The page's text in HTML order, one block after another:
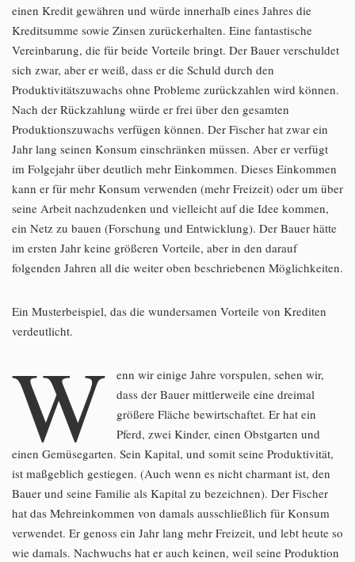
einen Kredit gewähren und würde innerhalb eines Jahres die
Kreditsumme sowie Zinsen zurückerhalten. Eine fantastische
Vereinbarung, die für beide Vorteile bringt. Der Bauer verschuldet
sich zwar, aber er weiß, dass er die Schuld durch den
Produktivitätszuwachs ohne Probleme zurückzahlen wird können.
Nach der Rückzahlung würde er frei über den gesamten
Produktionszuwachs verfügen können. Der Fischer hat zwar ein
Jahr lang seinen Konsum einschränken müssen. Aber er verfügt
im Folgejahr über deutlich mehr Einkommen. Dieses Einkommen
kann er für mehr Konsum verwenden (mehr Freizeit) oder um über
seine Arbeit nachzudenken und vielleicht auf die Idee kommen,
ein Netz zu bauen (Forschung und Entwicklung). Der Bauer hätte
im ersten Jahr keine größeren Vorteile, aber in den darauf
folgenden Jahren all die weiter oben beschriebenen Möglichkeiten.
Ein Musterbeispiel, das die wundersamen Vorteile von Krediten
verdeutlicht.
W
enn wir einige Jahre vorspulen, sehen wir,
dass der Bauer mittlerweile eine dreimal
größere Fläche bewirtschaftet. Er hat ein
Pferd, zwei Kinder, einen Obstgarten und
einen Gemüsegarten. Sein Kapital, und somit seine Produktivität,
ist maßgeblich gestiegen. (Auch wenn es nicht charmant ist, den
Bauer und seine Familie als Kapital zu bezeichnen). Der Fischer
hat das Mehreinkommen von damals ausschließlich für Konsum
verwendet. Er genoss ein Jahr lang mehr Freizeit, und lebt heute so
wie damals. Nachwuchs hat er auch keinen, weil seine Produktion